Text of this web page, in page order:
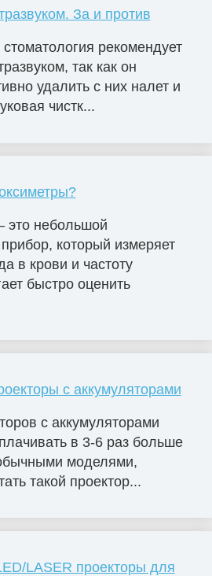
За и против
рекомендует
так как он
удалить с них налет и
чистк...
это небольшой
который измеряет
в крови и частоту
быстро оценить
с аккумуляторами
с аккумуляторами
в 3-6 раз больше
моделями,
такой проектор...
LASER проекторы для